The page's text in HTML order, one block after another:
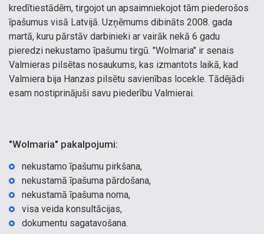
kredītiestādēm, tirgojot un apsaimniekojot tām piederošos
īpašumus visā Latvijā. Uzņēmums dibināts 2008. gada
martā, kuru pārstāv darbinieki ar vairāk nekā 6 gadu
pieredzi nekustamo īpašumu tirgū. "Wolmaria" ir senais
Valmieras pilsētas nosaukums, kas izmantots laikā, kad
Valmiera bija Hanzas pilsētu savienības locekle. Tādējādi
esam nostiprinājuši savu piederību Valmierai.
"Wolmaria" pakalpojumi:
nekustamo īpašumu pirkšana,
nekustamā īpašuma pārdošana,
nekustamā īpašuma noma,
visa veida konsultācijas,
dokumentu sagatavošana.